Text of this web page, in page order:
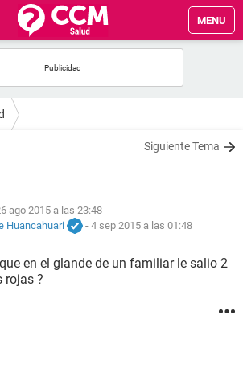
MENU
Siguiente Tema
ago 2015 a las 23:48
Huancahuari
- 4 sep 2015 a las 01:48
en el glande de un familiar le salio 2
rojas ?